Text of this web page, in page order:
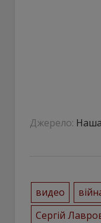
Джерело:
видео
Сергій